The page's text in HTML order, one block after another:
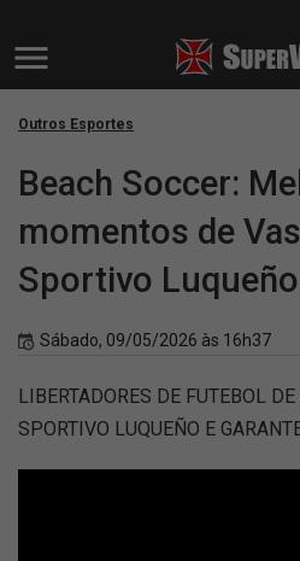
Outros Esportes
Beach Soccer:
momentos de
Sportivo Luqueño
Sábado, 09/05/2026 às 16h37
LIBERTADORES DE FUTEBOL
SPORTIVO LUQUEÑO E